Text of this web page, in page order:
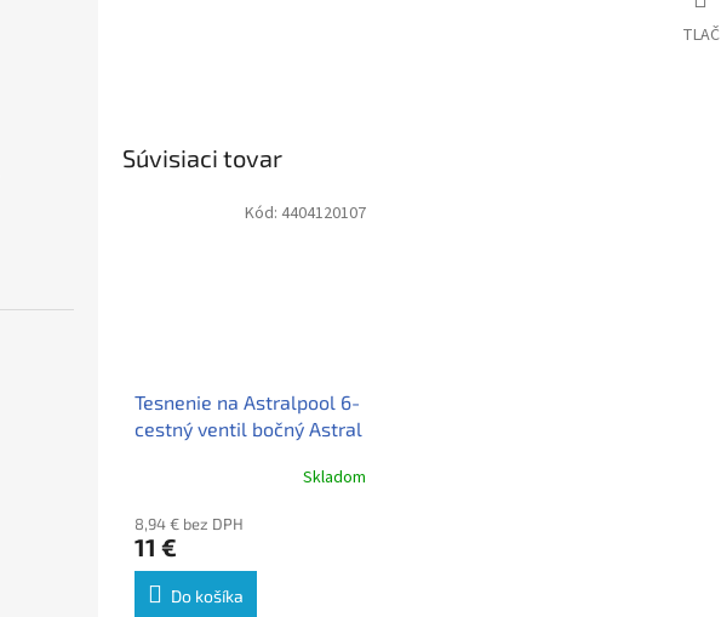
TLAČ
Súvisiaci tovar
Tesnenie na Astralpool 6-
cestný ventil bočný Astral
cestný ventil bočný Astral
Skladom
8,94 € bez DPH
11 €
Do košíka
Kód: 4404120107